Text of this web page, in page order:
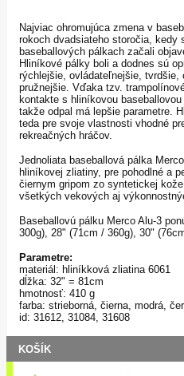
Najviac ohromujúca zmena v
rokoch dvadsiateho storočia, kedy
baseballových pálkach začali
Hliníkové pálky boli a dodnes sú
rýchlejšie, ovládateľnejšie, tvrdšie,
pružnejšie. Vďaka tzv.
kontakte s hliníkovou
takže odpal má lepšie parametre.
teda pre svoje vlastnosti vhodné
rekreačných hráčov.
Jednoliata baseballová pálka
hliníkovej zliatiny, pre pohodlné a
čiernym gripom zo syntetickej
všetkých vekových aj
Baseballovú pálku Merco Alu-3
300g), 28" (71cm / 360g), 30"
Parametre:
materiál: hliníkková zliatina 6061
dĺžka: 32" = 81cm
hmotnosť: 410 g
farba: strieborná, čierna, modrá,
id: 31612, 31084, 31608
KOŠÍK